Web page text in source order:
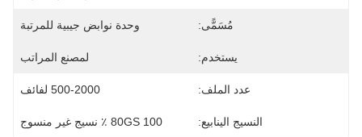
مُسَمًّى: وحدة نوابض جيبية للمرتبة
يستخدم: لمصنع المراتب
عدد الملف: 500-2000 لفائف
النسيج الينابيع: 80GS 100 ٪ نسيج غير منسوج